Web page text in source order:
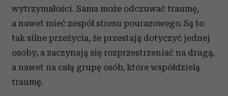
wytrzymałości. Sama może odczuwać traumę,
a nawet mieć zespół stresu pourazowego. Są to
tak silne przeżycia, że przestają dotyczyć jednej
osoby, a zaczynają się rozprzestrzeniać na drugą,
a nawet na całą grupę osób, które współdzielą
traumę.